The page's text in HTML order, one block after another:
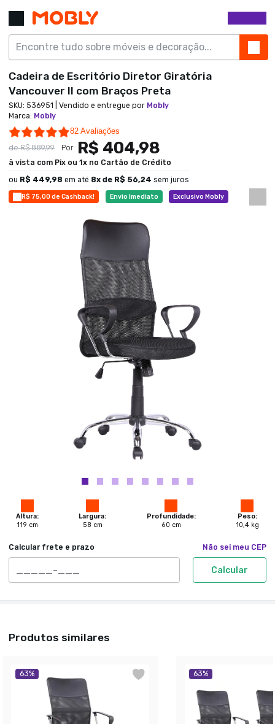
R$ 75,00 de Cashback! Envio Imediato
Exclusivo Mobly
Altura:
119 cm
Largura:
58 cm
Profundidade:
60 cm
Peso:
10,4 kg
Calcular frete e prazo Não sei meu CEP
Calcular
Cadeira de Escritório Diretor Giratória
Vancouver II com Braços Preta
SKU: 536951 | Vendido e entregue por Mobly
Marca: Mobly
4.8 star rating
82 Avaliações
deR$ 889,99 Por R$ 404,98
à vista com Pix ou 1x no Cartão de Crédito
ou R$ 449,98 em até 8x de R$ 56,24 sem juros
Produtos similares
63% 63%